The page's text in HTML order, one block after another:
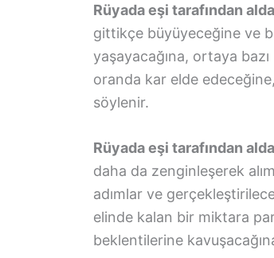
Rüyada eşi tarafından
gittikçe büyüyeceğine ve
yaşayacağına, ortaya
oranda kar elde
söylenir.
Rüyada eşi tarafından
daha da zenginleşerek
adımlar ve
elinde kalan bir miktara
beklentilerine